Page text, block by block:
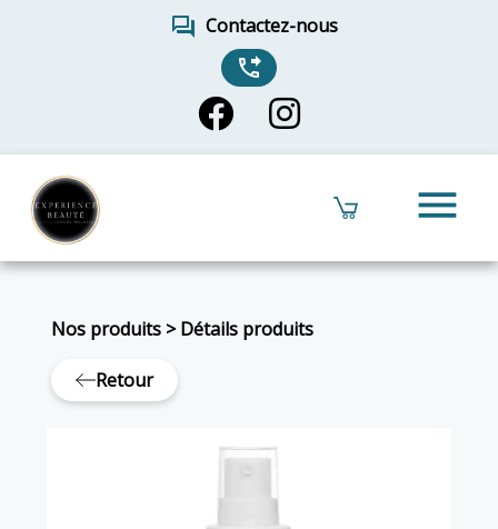
forum Contactez-nous
phone_forwarded
menu
Nos produits>Détails produits
Retour